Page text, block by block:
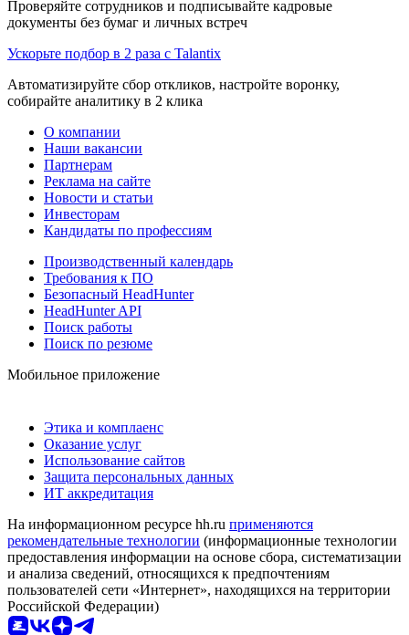
Проверяйте сотрудников и подписывайте кадровые
документы без бумаг и личных встреч
Ускорьте подбор в 2 раза с Talantix
Автоматизируйте сбор откликов, настройте воронку,
собирайте аналитику в 2 клика
О компании
Наши вакансии
Партнерам
Реклама на сайте
Новости и статьи
Инвесторам
Кандидаты по профессиям
Производственный календарь
Требования к ПО
Безопасный HeadHunter
HeadHunter API
Поиск работы
Поиск по резюме
Мобильное приложение
Этика и комплаенс
Оказание услуг
Использование сайтов
Защита персональных данных
ИТ аккредитация
На информационном ресурсе hh.ru применяются
рекомендательные технологии (информационные технологии
предоставления информации на основе сбора, систематизации
и анализа сведений, относящихся к предпочтениям
пользователей сети «Интернет», находящихся на территории
Российской Федерации)